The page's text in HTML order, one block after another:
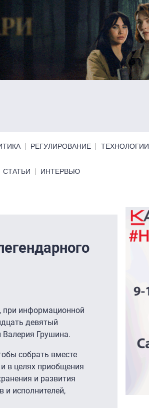
РЕГУЛИРОВАНИЕ ТЕХНОЛОГИИ
СТАТЬИ ИНТЕРВЬЮ
при информационной
девятый
Валерия Грушина.
собрать вместе
в целях приобщения
и развития
и исполнителей,